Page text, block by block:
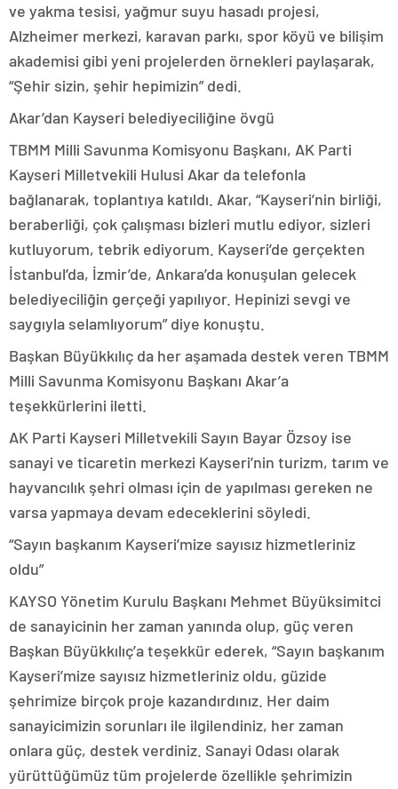
ve yakma tesisi, yağmur suyu hasadı projesi,
Alzheimer merkezi, karavan parkı, spor köyü ve bilişim
akademisi gibi yeni projelerden örnekleri paylaşarak,
“Şehir sizin, şehir hepimizin” dedi.
Akar’dan Kayseri belediyeciliğine övgü
TBMM Milli Savunma Komisyonu Başkanı, AK Parti
Kayseri Milletvekili Hulusi Akar da telefonla
bağlanarak, toplantıya katıldı. Akar, “Kayseri’nin birliği,
beraberliği, çok çalışması bizleri mutlu ediyor, sizleri
kutluyorum, tebrik ediyorum. Kayseri’de gerçekten
İstanbul’da, İzmir’de, Ankara’da konuşulan gelecek
belediyeciliğin gerçeği yapılıyor. Hepinizi sevgi ve
saygıyla selamlıyorum” diye konuştu.
Başkan Büyükkılıç da her aşamada destek veren TBMM
Milli Savunma Komisyonu Başkanı Akar’a
teşekkürlerini iletti.
AK Parti Kayseri Milletvekili Sayın Bayar Özsoy ise
sanayi ve ticaretin merkezi Kayseri’nin turizm, tarım ve
hayvancılık şehri olması için de yapılması gereken ne
varsa yapmaya devam edeceklerini söyledi.
“Sayın başkanım Kayseri’mize sayısız hizmetleriniz
oldu”
KAYSO Yönetim Kurulu Başkanı Mehmet Büyüksimitci
de sanayicinin her zaman yanında olup, güç veren
Başkan Büyükkılıç’a teşekkür ederek, “Sayın başkanım
Kayseri’mize sayısız hizmetleriniz oldu, güzide
şehrimize birçok proje kazandırdınız. Her daim
sanayicimizin sorunları ile ilgilendiniz, her zaman
onlara güç, destek verdiniz. Sanayi Odası olarak
yürüttüğümüz tüm projelerde özellikle şehrimizin